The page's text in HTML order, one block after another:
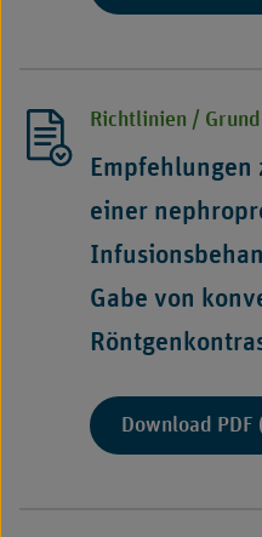
einer
Gabe von
Richtlinien /
Download PDF